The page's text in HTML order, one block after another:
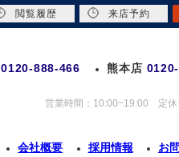
0120-888-466 熊本店
営業時間：10:00~19:00 定休
会社概要 採用情報 お
閲覧履歴 来店予約